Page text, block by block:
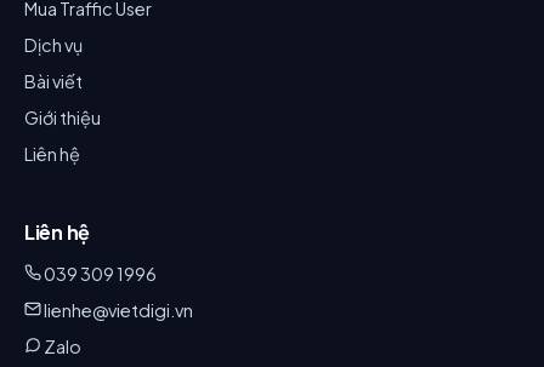
Mua Traffic User
Dịch vụ
Bài viết
Giới thiệu
Liên hệ
Liên hệ
039 309 1996
lienhe@vietdigi.vn
Zalo